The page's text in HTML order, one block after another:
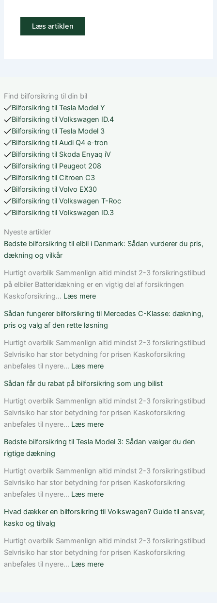
Læs artiklen
Find bilforsikring til din bil
Bilforsikring til Tesla Model Y
Bilforsikring til Volkswagen ID.4
Bilforsikring til Tesla Model 3
Bilforsikring til Audi Q4 e-tron
Bilforsikring til Skoda Enyaq iV
Bilforsikring til Peugeot 208
Bilforsikring til Citroen C3
Bilforsikring til Volvo EX30
Bilforsikring til Volkswagen T-Roc
Bilforsikring til Volkswagen ID.3
Nyeste artikler
Bedste bilforsikring til elbil i Danmark: Sådan vurderer du pris,
dækning og vilkår
Hurtigt overblik Sammenlign altid mindst 2-3 forsikringstilbud
på elbiler Batteridækning er en vigtig del af forsikringen
Kaskoforsikring… Læs mere:
bilforsikring
elbil
i
Danmark:
vurderer
du
pris,
dækning
vilkår
Sådan fungerer bilforsikring til Mercedes C-Klasse: dækning,
pris og valg af den rette løsning
Hurtigt overblik Sammenlign altid mindst 2-3 forsikringstilbud
Selvrisiko har stor betydning for prisen Kaskoforsikring
anbefales til nyere… Læs mere:
fungerer
bilforsikring
til
Mercedes
Klasse:
pris
og
valg
den
løsning
Sådan får du rabat på bilforsikring som ung bilist
Hurtigt overblik Sammenlign altid mindst 2-3 forsikringstilbud
Selvrisiko har stor betydning for prisen Kaskoforsikring
anbefales til nyere… Læs mere:
får
rabat
på
bilforsikring
ung
Bedste bilforsikring til Tesla Model 3: Sådan vælger du den
rigtige dækning
Hurtigt overblik Sammenlign altid mindst 2-3 forsikringstilbud
Selvrisiko har stor betydning for prisen Kaskoforsikring
anbefales til nyere… Læs mere:
bilforsikring
Tesla
Model
3:
Hvad dækker en bilforsikring til Volkswagen? Guide til ansvar,
kasko og tilvalg
Hurtigt overblik Sammenlign altid mindst 2-3 forsikringstilbud
Selvrisiko har stor betydning for prisen Kaskoforsikring
anbefales til nyere… Læs mere: